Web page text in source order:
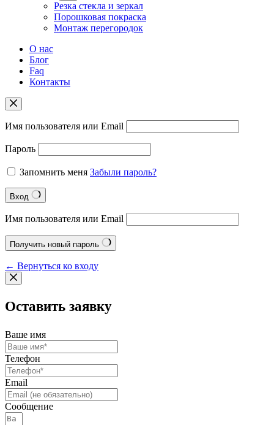
Резка стекла и зеркал
Порошковая покраска
Монтаж перегородок
О нас
Блог
Faq
Контакты
Имя пользователя или Email
Пароль
Запомнить меня Забыли пароль?
Вход
Имя пользователя или Email
Получить новый пароль
← Вернуться ко входу
Оставить заявку
Ваше имя
Телефон
Email
Сообщение